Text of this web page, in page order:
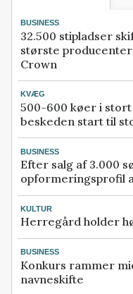
BUSINESS
32.500 stipladser
største
Crown
KVÆG
500-600 køer i
beskeden start til
BUSINESS
Efter salg af 3.000
opformeringsprofil
KULTUR
Herregård holder
BUSINESS
Konkurs rammer
navneskifte